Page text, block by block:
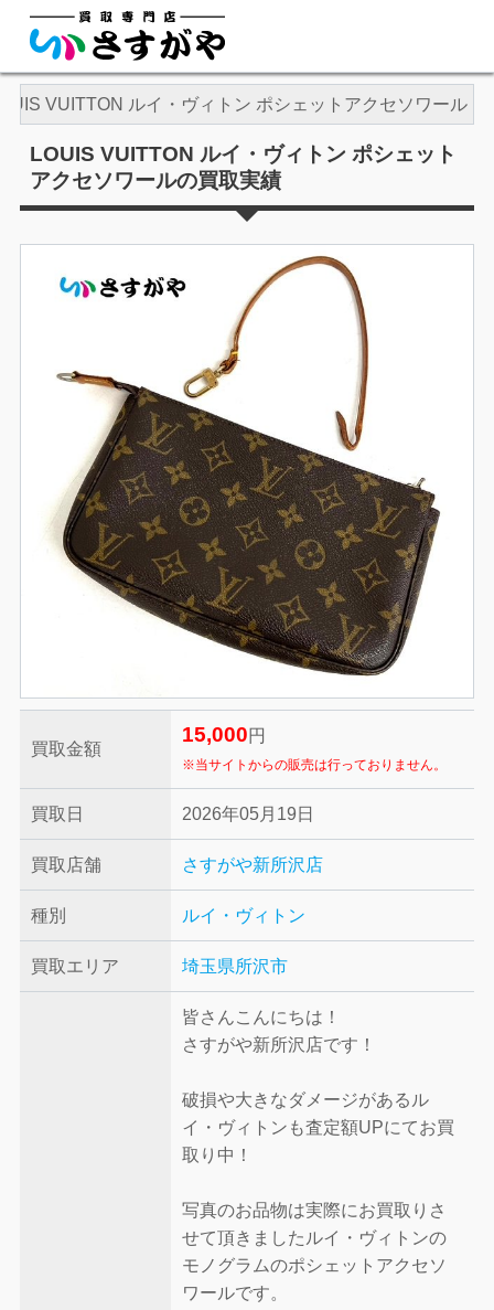
VUITTON ルイ・ヴィトン ポシェットアクセソワール
LOUIS VUITTON ルイ・ヴィトン ポシェット
アクセソワールの買取実績
買取金額
15,000 円
※当サイトからの販売は行っておりません。
買取日 2026年05月19日
買取店舗 さすがや新所沢店
種別 ルイ・ヴィトン
買取エリア 埼玉県所沢市
皆さんこんにちは！
さすがや新所沢店です！
破損や大きなダメージがあるル
イ・ヴィトンも査定額UPにてお買
取り中！
写真のお品物は実際にお買取りさ
せて頂きましたルイ・ヴィトンの
モノグラムのポシェットアクセソ
ワールです。